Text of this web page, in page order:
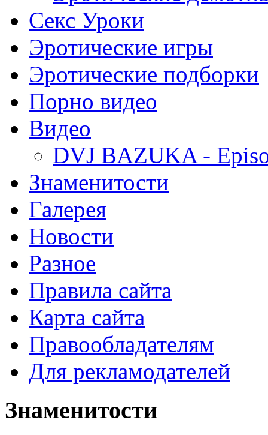
Секс Уроки
Эротические игры
Эротические подборки
Порно видео
Видео
DVJ BAZUKA -
Знаменитости
Галерея
Новости
Разное
Правила сайта
Карта сайта
Правообладателям
Для рекламодателей
Знаменитости